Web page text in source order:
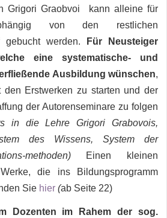
Grigori Graobvoi kann alleine für
von den restlichen
gebucht werden.
Für Neusteiger
eine systematische- und
Ausbildung wünschen,
Erstwerken zu starten und der
der Autorenseminare zu folgen
in die Lehre Grigori Grabovois,
des Wissens, System der
methoden)
Einen kleinen
die ins Bildungsprogramm
Sie hier (ab Seite 22)
Dozenten im Rahem der sog.